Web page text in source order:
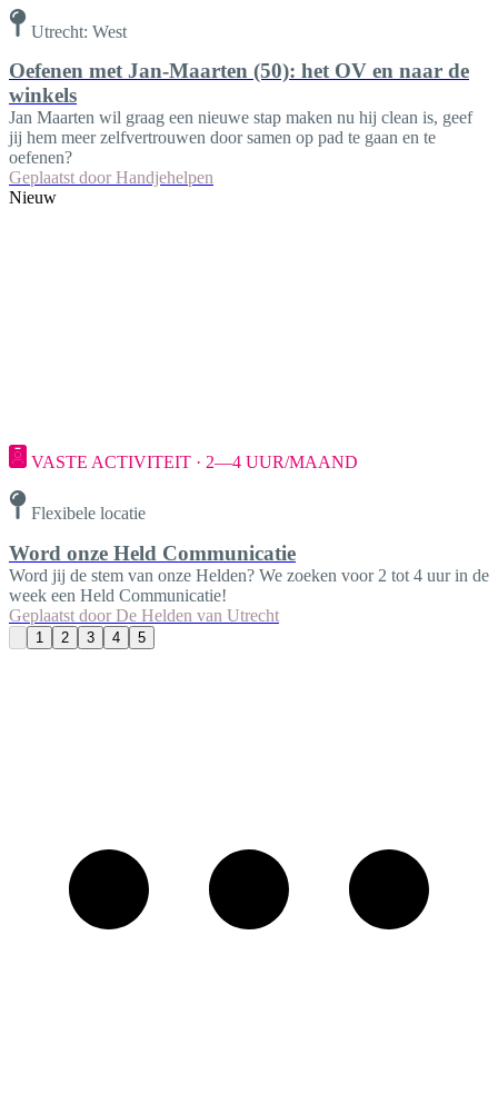
Utrecht: West
Oefenen met Jan-Maarten (50): het OV en naar de
winkels
Jan Maarten wil graag een nieuwe stap maken nu hij clean is, geef
jij hem meer zelfvertrouwen door samen op pad te gaan en te
oefenen?
Geplaatst door Handjehelpen
Nieuw
VASTE ACTIVITEIT · 2—4 UUR/MAAND
Flexibele locatie
Word onze Held Communicatie
Word jij de stem van onze Helden? We zoeken voor 2 tot 4 uur in de
week een Held Communicatie!
Geplaatst door De Helden van Utrecht
1 2 3 4 5